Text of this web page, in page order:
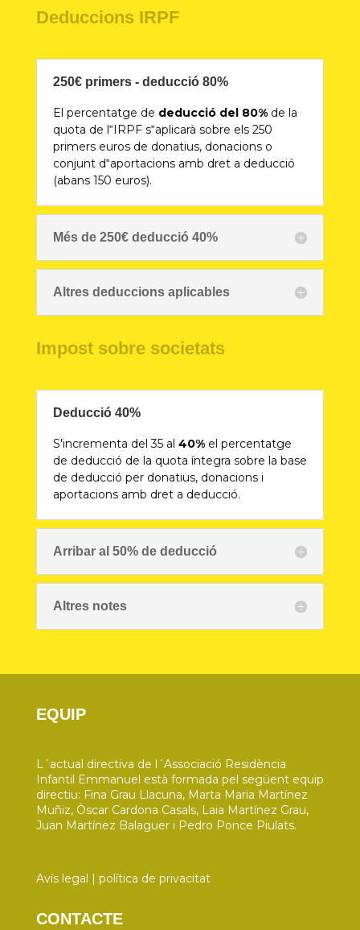
Deduccions IRPF
250€ primers - deducció 80%
El percentatge de deducció del 80%de la
quota de l‟IRPF s‟aplicarà sobre els 250
primers euros de donatius, donacions o
conjunt d‟aportacions amb dret a deducció
(abans 150 euros).
Més de 250€ deducció 40%
Altres deduccions aplicables
Impost sobre societats
Deducció 40%
S'incrementa del 35 al 40%el percentatge
de deducció de la quota íntegra sobre la base
de deducció per donatius, donacions i
aportacions amb dret a deducció.
Arribar al 50% de deducció
Altres notes
EQUIP
L´actual directiva de l´Associació Residència
Infantil Emmanuel està formada pel següent equip
directiu: Fina Grau Llacuna, Marta Maria Martínez
Muñiz, Òscar Cardona Casals, Laia Martínez Grau,
Juan Martínez Balaguer i Pedro Ponce Piulats.
Avís legal | política de privacitat
CONTACTE